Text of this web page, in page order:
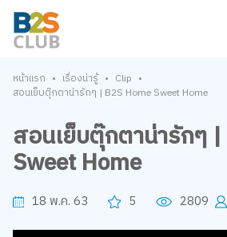
หน้าแรก • เรื่องน่ารู้ • Clip •
สอนเย็บตุ๊กตาน่ารักๆ | B2S Home Sweet Home
สอนเย็บตุ๊กตาน่ารักๆ |
Sweet Home
18 พ.ค. 63 5 2809